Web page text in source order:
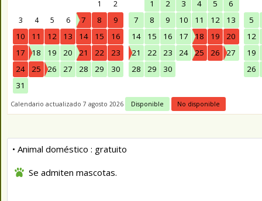
1
2
3
4 5 6 7 8
9
10
11 12 13 14 15
16
17
18 19 20 21 22
23
24
25 26 27 28 29
30
31
1
2 3 4 5
6
7
8 9 10 11 12
13
14
15 16 17 18 19
20
21
22 23 24 25 26
27
28
29 30
5
12
19
26
Calendario actualizado 7 agosto 2026 Disponible No disponible
• Animal doméstico : gratuito
Se admiten mascotas.